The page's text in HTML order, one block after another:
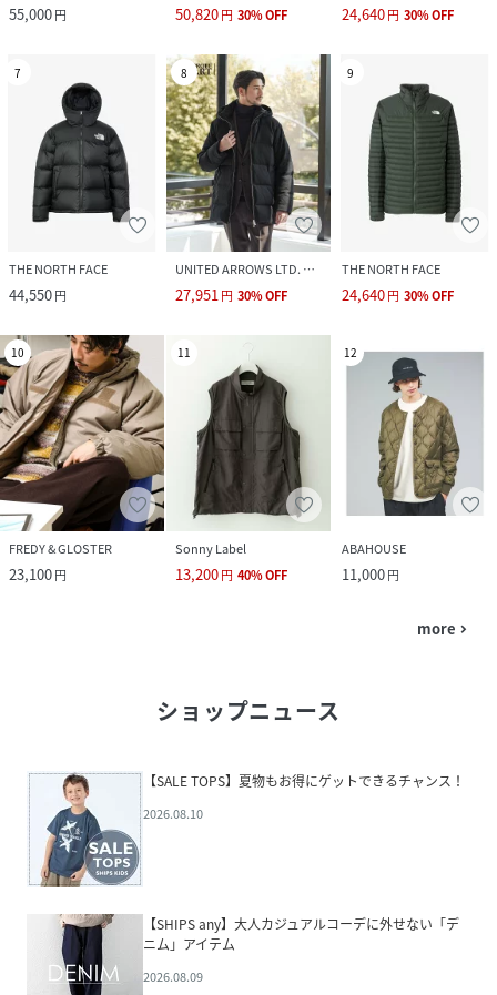
55,000円 50,820円 30%OFF 24,640円 30%OFF
7
THE NORTH FACE
44,550円
8
UNITED ARROWS LTD. OUTLET
27,951 円 30%OFF
9
THE NORTH FACE
24,640円 30%OFF
10
FREDY & GLOSTER
23,100円
11
Sonny Label
13,200円 40%OFF
12
ABAHOUSE
11,000円
more navigate_next
ショップニュース
【SALE TOPS】夏物もお得にゲットできるチャンス！
2026.08.10
【SHIPS any】大人カジュアルコーデに外せない「デ
ニム」アイテム
2026.08.09